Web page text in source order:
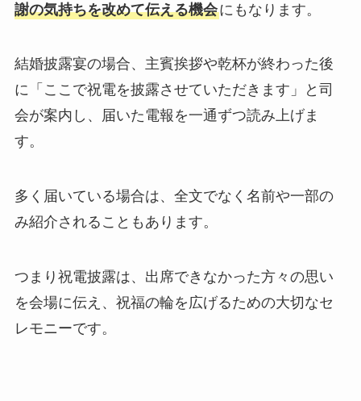
ベーシック
プリザーブドフラワー
越前和紙
供花・献花
胡蝶蘭セット
ブライダル特集
思いやり電報
謝の気持ちを改めて伝える機会にもなります。​
結婚披露宴の場合、主賓挨拶や乾杯が終わった後
に「ここで祝電を披露させていただきます」と司
会が案内し、届いた電報を一通ずつ読み上げま
す。
多く届いている場合は、全文でなく名前や一部の
み紹介されることもあります。​
つまり祝電披露は、出席できなかった方々の思い
を会場に伝え、祝福の輪を広げるための大切なセ
レモニーです。